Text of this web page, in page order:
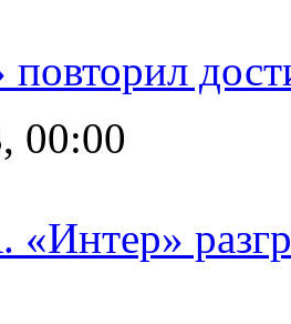
00:00
«Интер»